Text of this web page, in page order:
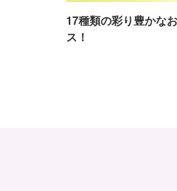
17種類の彩り豊かな
ス！